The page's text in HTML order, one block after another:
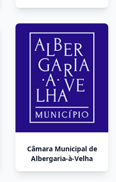
Câmara Municipal de
Albergaria-à-Velha